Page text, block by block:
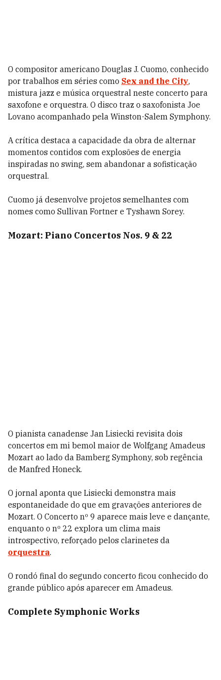
O compositor americano Douglas J. Cuomo, conhecido
por trabalhos em séries como Sex and the City,
mistura jazz e música orquestral neste concerto para
saxofone e orquestra. O disco traz o saxofonista Joe
Lovano acompanhado pela Winston-Salem Symphony.
A crítica destaca a capacidade da obra de alternar
momentos contidos com explosões de energia
inspiradas no swing, sem abandonar a sofisticação
orquestral.
Cuomo já desenvolve projetos semelhantes com
nomes como Sullivan Fortner e Tyshawn Sorey.
Mozart: Piano Concertos Nos. 9 & 22
O pianista canadense Jan Lisiecki revisita dois
concertos em mi bemol maior de Wolfgang Amadeus
Mozart ao lado da Bamberg Symphony, sob regência
de Manfred Honeck.
O jornal aponta que Lisiecki demonstra mais
espontaneidade do que em gravações anteriores de
Mozart. O Concerto nº 9 aparece mais leve e dançante,
enquanto o nº 22 explora um clima mais
introspectivo, reforçado pelos clarinetes da
orquestra.
O rondó final do segundo concerto ficou conhecido do
grande público após aparecer em Amadeus.
Complete Symphonic Works